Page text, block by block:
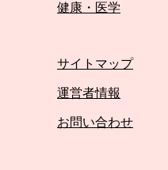
健康・医学
サイトマップ
運営者情報
お問い合わせ